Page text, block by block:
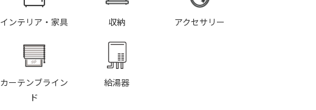
インテリア・家具 収納 アクセサリー
カーテンブライン
ド
給湯器